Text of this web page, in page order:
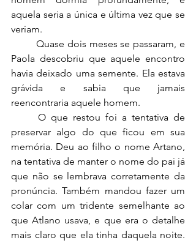
aquela seria a única e última vez que se
veriam.
Paola descobriu que aquele encontro
havia deixado uma semente. Ela estava
grávida e sabia que jamais
reencontraria aquele homem.
preservar algo do que ficou em sua
memória. Deu ao filho o nome Artano,
na tentativa de manter o nome do pai já
que não se lembrava corretamente da
pronúncia. Também mandou fazer um
colar com um tridente semelhante ao
que Atlano usava, e que era o detalhe
mais claro que ela tinha daquela noite.